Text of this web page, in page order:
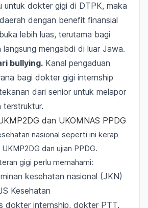
untuk dokter gigi di DTPK, maka
dengan benefit finansial
lebih luas, terutama bagi
langsung mengabdi di luar Jawa.
bullying. Kanal pengaduan
bagi dokter gigi internship
dari senior untuk melapor
terstruktur.
dan UKOMNAS PPDG
nasional seperti ini kerap
dan ujian PPDG.
gigi perlu memahami:
kesehatan nasional (JKN)
Kesehatan
dokter internship, dokter PTT,